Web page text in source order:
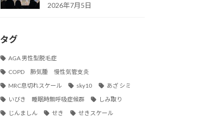
2026年7月5日
タグ
AGA 男性型脱毛症
COPD 肺気腫 慢性気管支炎
MRC息切れスケール
sky10
あざ シミ
いびき 睡眠時無呼吸症候群
しみ取り
じんましん
せき
せきスケール